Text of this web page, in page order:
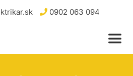
0902 063 094